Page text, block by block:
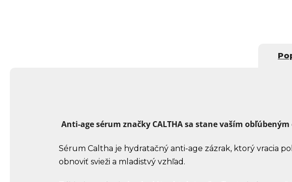
Anti-age sérum značky CALTHA sa stane vaším
Sérum Caltha je hydratačný anti-age zázrak, ktorý vracia
obnoviť svieži a mladistvý vzhľad.